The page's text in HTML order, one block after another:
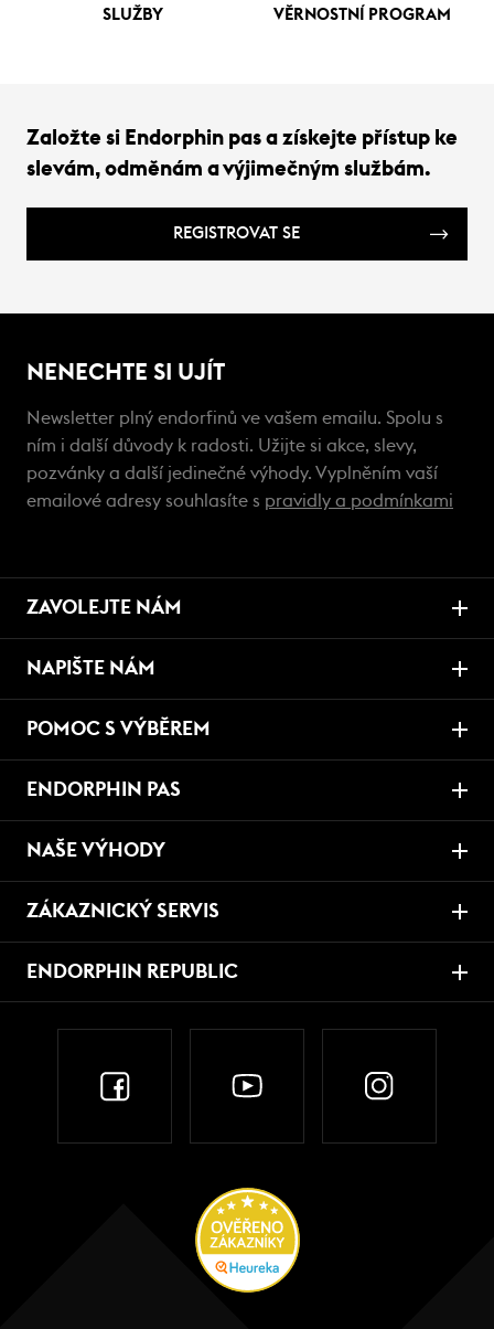
SLUŽBY VĚRNOSTNÍ PROGRAM
Založte si Endorphin pas a získejte přístup ke
slevám, odměnám a výjimečným službám.
REGISTROVAT SE
NENECHTE SI UJÍT
Newsletter plný endorfinů ve vašem emailu. Spolu s
ním i další důvody k radosti. Užijte si akce, slevy,
pozvánky a další jedinečné výhody. Vyplněním vaší
emailové adresy souhlasíte s pravidly a podmínkami
ZAVOLEJTE NÁM
NAPIŠTE NÁM
POMOC S VÝBĚREM
ENDORPHIN PAS
NAŠE VÝHODY
ZÁKAZNICKÝ SERVIS
ENDORPHIN REPUBLIC